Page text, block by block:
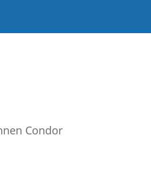
Condor